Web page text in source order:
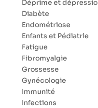
Déprime et
Diabète
Endométriose
Enfants et Pédiatrie
Fatigue
Fibromyalgie
Grossesse
Gynécologie
Immunité
Infections